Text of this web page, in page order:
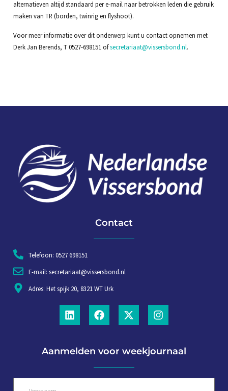
alternatieven altijd standaard per e-mail naar betrokken leden die gebruik
maken van TR (borden, twinrig en flyshoot).
Voor meer informatie over dit onderwerp kunt u contact opnemen met
Derk Jan Berends, T 0527-698151 ofsecretariaat@vissersbond.nl.
Contact
Telefoon: 0527 698151
E-mail: secretariaat@vissersbond.nl
Adres: Het spijk 20, 8321 WT Urk
Aanmelden voor weekjournaal